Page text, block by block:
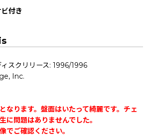
付き
スクリリース: 1996/1996
Inc.
なります。盤面はいたって綺麗です。チェ
に問題はありませんでした。
でご確認ください。